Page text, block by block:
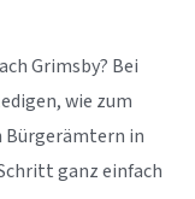
Grimsby? Bei
wie zum
Bürgerämtern in
ganz einfach